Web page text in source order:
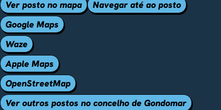
Ver posto no mapa
Navegar até ao posto
Google Maps
Waze
Apple Maps
OpenStreetMap
Ver outros postos no concelho de Gondomar